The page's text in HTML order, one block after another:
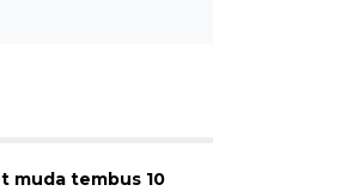
muda tembus 10